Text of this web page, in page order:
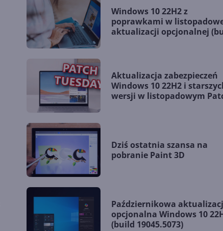
Windows 10 22H2 z
poprawkami w
aktualizacji opcjonalnej
Aktualizacja zabezpieczeń
Windows 10 22H2 i
wersji w listopadowym
Dziś ostatnia szansa na
pobranie Paint 3D
Październikowa
opcjonalna Windows 10
(build 19045.5073)